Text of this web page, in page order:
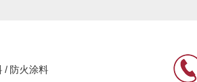
/ 防火涂料